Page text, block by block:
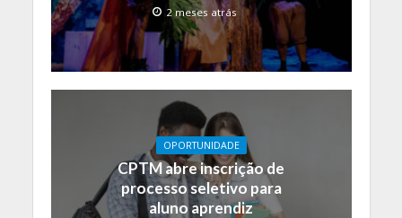
2 meses atrás
OPORTUNIDADE
CPTM abre inscrição de
processo seletivo para
aluno aprendiz